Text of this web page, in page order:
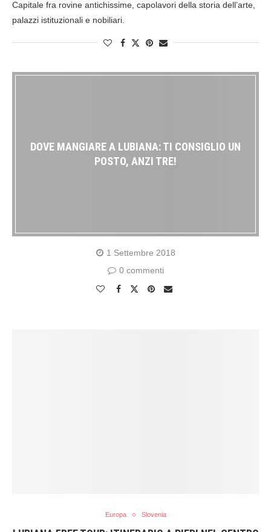
Capitale fra rovine antichissime, capolavori della storia dell’arte,
palazzi istituzionali e nobiliari.
DOVE MANGIARE A LUBIANA: TI CONSIGLIO UN
POSTO, ANZI TRE!
1 Settembre 2018
0 commenti
Europa Slovenia